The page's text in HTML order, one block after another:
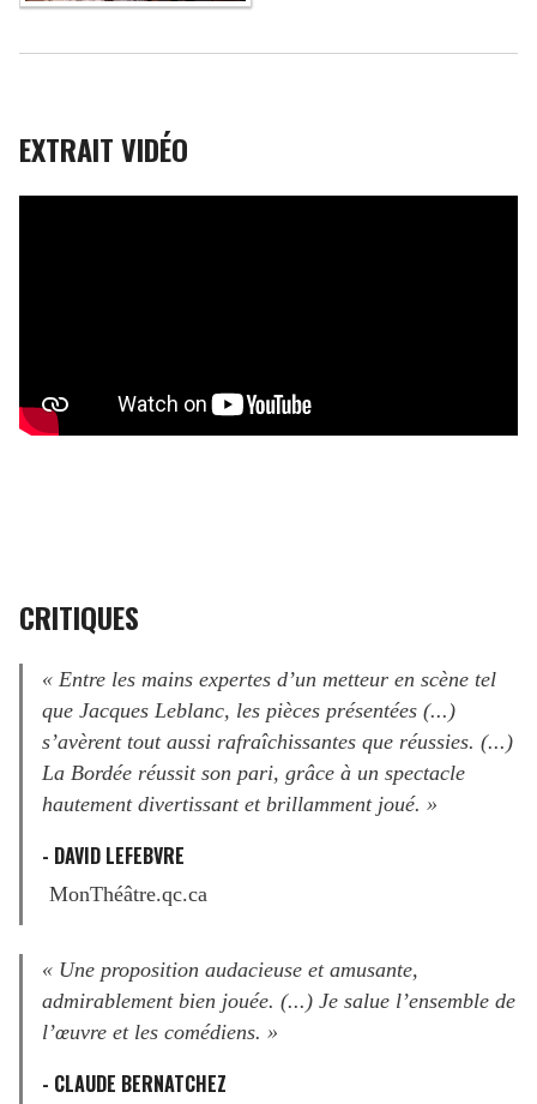
EXTRAIT VIDÉO
CRITIQUES
« Entre les mains expertes d’un metteur en scène tel
que Jacques Leblanc, les pièces présentées (...)
s’avèrent tout aussi rafraîchissantes que réussies. (...)
La Bordée réussit son pari, grâce à un spectacle
hautement divertissant et brillamment joué. »
- DAVID LEFEBVRE
MonThéâtre.qc.ca
« Une proposition audacieuse et amusante,
admirablement bien jouée. (...) Je salue l’ensemble de
l’œuvre et les comédiens. »
- CLAUDE BERNATCHEZ